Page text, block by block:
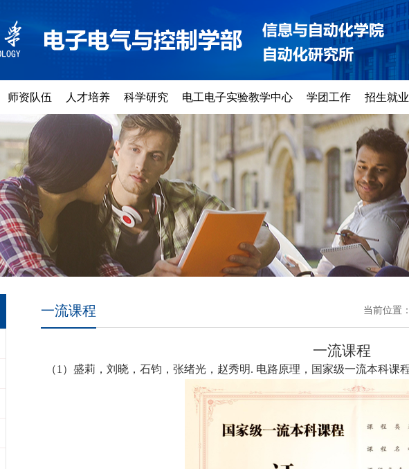
师资队伍 人才培养 科学研究 电工电子实验教学中心 学团工作 招生就业
当前位置：
一流课程
一流课程
（1 ）盛莉，刘晓，石钧，张绪光，赵秀明. 电路原理，国家级一流本科课程